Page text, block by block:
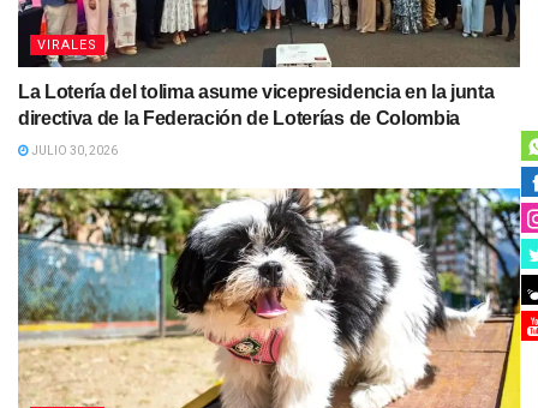
VIRALES
La Lotería del tolima asume vicepresidencia en la junta
directiva de la Federación de Loterías de Colombia
JULIO 30, 2026